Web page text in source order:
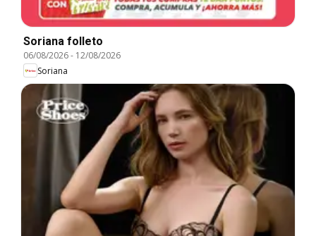
Soriana folleto
06/08/2026- 12/08/2026
Soriana